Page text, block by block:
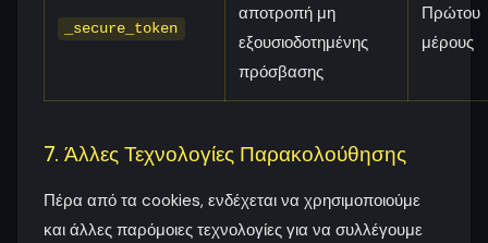
_secure_token
αποτροπή μη
εξουσιοδοτημένης
πρόσβασης
Πρώτου
μέρους
7. Άλλες Τεχνολογίες Παρακολούθησης
Πέρα από τα cookies, ενδέχεται να χρησιμοποιούμε
και άλλες παρόμοιες τεχνολογίες για να συλλέγουμε